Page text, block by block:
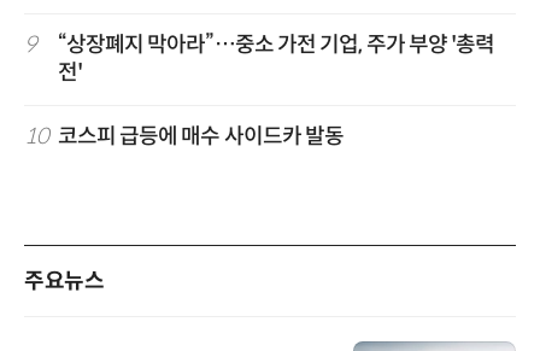
9
“상장폐지 막아라”…중소 가전 기업, 주가 부양 '총력
전'
10 코스피 급등에 매수 사이드카 발동
주요뉴스